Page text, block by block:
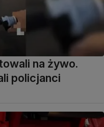
na żywo.
policjanci